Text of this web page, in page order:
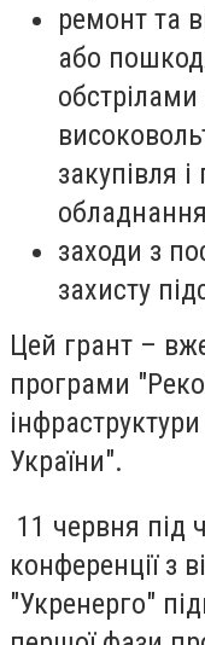
ремонт та
або
закупівля
заходи з
захисту
Цей грант –
програми
України".
11 червня під
конференції з
"Укренерго"